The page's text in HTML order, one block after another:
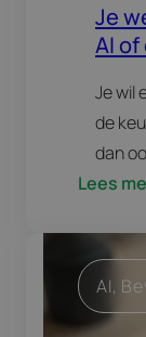
Je
AI
Je wil
de
dan
Lees
AI,